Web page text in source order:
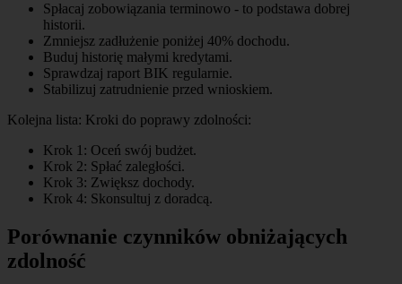
Spłacaj zobowiązania terminowo - to podstawa dobrej
historii.
Zmniejsz zadłużenie poniżej 40% dochodu.
Buduj historię małymi kredytami.
Sprawdzaj raport BIK regularnie.
Stabilizuj zatrudnienie przed wnioskiem.
Kolejna lista: Kroki do poprawy zdolności:
Krok 1: Oceń swój budżet.
Krok 2: Spłać zaległości.
Krok 3: Zwiększ dochody.
Krok 4: Skonsultuj z doradcą.
Porównanie czynników obniżających
zdolność